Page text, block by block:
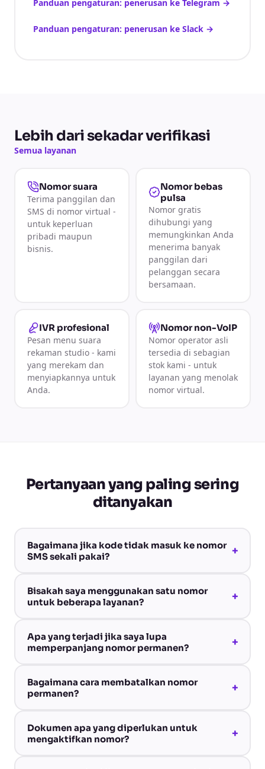
Panduan pengaturan: penerusan ke Telegram →
Panduan pengaturan: penerusan ke Slack→
Lebih dari sekadar verifikasi
Semua layanan
Nomor suara
Terima panggilan dan
SMS di nomor virtual -
untuk keperluan
pribadi maupun
bisnis.
Nomor bebas
pulsa
Nomor gratis
dihubungi yang
memungkinkan Anda
menerima banyak
panggilan dari
pelanggan secara
bersamaan.
IVR profesional
Pesan menu suara
rekaman studio - kami
yang merekam dan
menyiapkannya untuk
Anda.
Nomor non-VoIP
Nomor operator asli
tersedia di sebagian
stok kami - untuk
layanan yang menolak
nomor virtual.
Pertanyaan yang paling sering
ditanyakan
Bagaimana jika kode tidak masuk ke nomor
SMS sekali pakai?
+
Bisakah saya menggunakan satu nomor
untuk beberapa layanan?
+
Apa yang terjadi jika saya lupa
memperpanjang nomor permanen?
+
Bagaimana cara membatalkan nomor
permanen?
+
Dokumen apa yang diperlukan untuk
mengaktifkan nomor?
+